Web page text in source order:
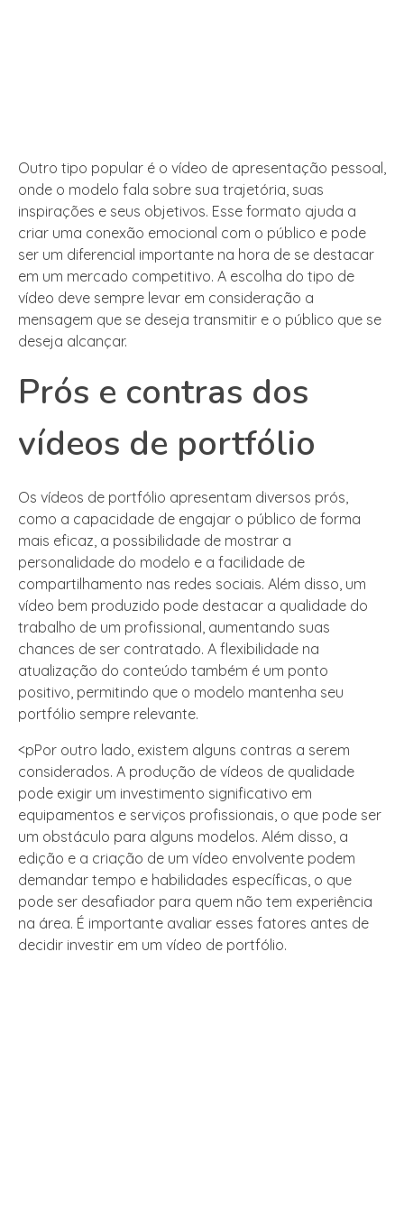
Outro tipo popular é o vídeo de apresentação pessoal,
onde o modelo fala sobre sua trajetória, suas
inspirações e seus objetivos. Esse formato ajuda a
criar uma conexão emocional com o público e pode
ser um diferencial importante na hora de se destacar
em um mercado competitivo. A escolha do tipo de
vídeo deve sempre levar em consideração a
mensagem que se deseja transmitir e o público que se
deseja alcançar.
Prós e contras dos
vídeos de portfólio
Os vídeos de portfólio apresentam diversos prós,
como a capacidade de engajar o público de forma
mais eficaz, a possibilidade de mostrar a
personalidade do modelo e a facilidade de
compartilhamento nas redes sociais. Além disso, um
vídeo bem produzido pode destacar a qualidade do
trabalho de um profissional, aumentando suas
chances de ser contratado. A flexibilidade na
atualização do conteúdo também é um ponto
positivo, permitindo que o modelo mantenha seu
portfólio sempre relevante.
<pPor outro lado, existem alguns contras a serem
considerados. A produção de vídeos de qualidade
pode exigir um investimento significativo em
equipamentos e serviços profissionais, o que pode ser
um obstáculo para alguns modelos. Além disso, a
edição e a criação de um vídeo envolvente podem
demandar tempo e habilidades específicas, o que
pode ser desafiador para quem não tem experiência
na área. É importante avaliar esses fatores antes de
decidir investir em um vídeo de portfólio.